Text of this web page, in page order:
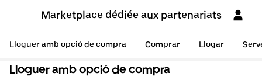
Marketplace dédiée aux partenariats
Lloguer amb opció de compra Comprar Llogar
Lloguer amb opció de compra